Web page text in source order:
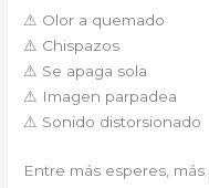
⚠ Olor a quemado
⚠ Chispazos
⚠ Se apaga sola
⚠ Imagen parpadea
⚠ Sonido distorsionado
Entre más esperes,